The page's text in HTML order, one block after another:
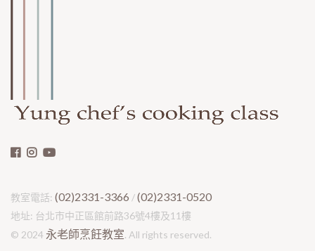
教室電話: (02)2331-3366 /(02)2331-0520
地址: 台北市中正區館前路36號4樓及11樓
© 2024 永老師烹飪教室. All rights reserved.